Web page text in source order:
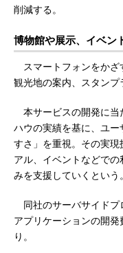
削減する。
博物館や展示、イベン
スマートフォンをかざ
観光地の案内、スタンプ
本サービスの開発に当
ハウの実績を基に、ユ
すさ」を重視。その実現
アル、イベントなどで
みを支援していくという。
同社のサーバサイドプ
アプリケーションの開
り。